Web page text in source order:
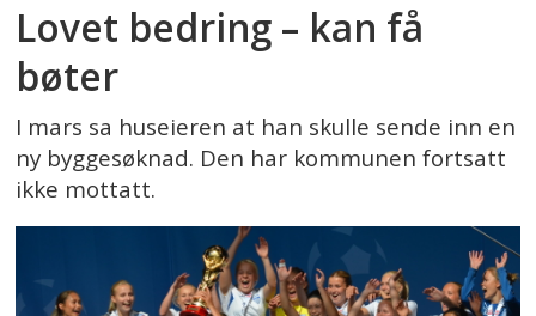
Lovet bedring – kan få
bøter
I mars sa huseieren at han skulle sende inn en
ny byggesøknad. Den har kommunen fortsatt
ikke mottatt.